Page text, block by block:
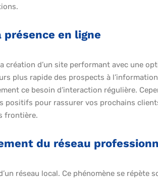
en ligne
d’un site performant avec une
plus rapide des prospects à
ce besoin d’interaction régulière.
positifs pour rassurer vos prochains
frontière.
du réseau
réseau local. Ce phénomène se répète